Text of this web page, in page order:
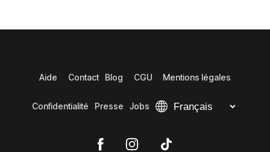
Aide Contact Blog CGU Mentions légales
Confidentialité Presse Jobs